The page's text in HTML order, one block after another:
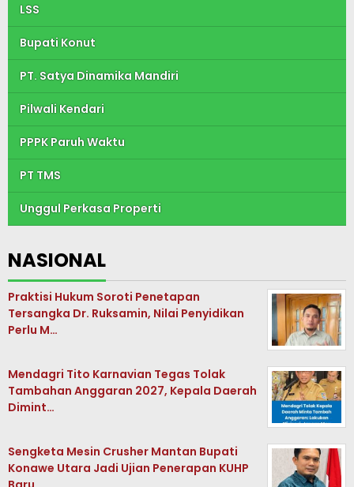
LSS
Bupati Konut
PT. Satya Dinamika Mandiri
Pilwali Kendari
PPPK Paruh Waktu
PT TMS
Unggul Perkasa Properti
NASIONAL
Praktisi Hukum Soroti Penetapan
Tersangka Dr. Ruksamin, Nilai Penyidikan
Perlu M…
Mendagri Tito Karnavian Tegas Tolak
Tambahan Anggaran 2027, Kepala Daerah
Dimint…
Sengketa Mesin Crusher Mantan Bupati
Konawe Utara Jadi Ujian Penerapan KUHP